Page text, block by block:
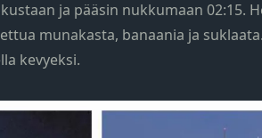
ja pääsin nukkumaan 02:15.
munakasta, banaania ja
kevyeksi.